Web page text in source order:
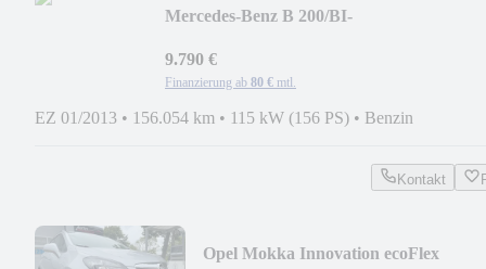
Mercedes-Benz B 200/BI-
9.790 €
Finanzierung ab 80 € mtl.
EZ 01/2013 • 156.054 km • 115 kW (156 PS) • Benzin
Kontakt
Opel Mokka Innovation ecoFlex